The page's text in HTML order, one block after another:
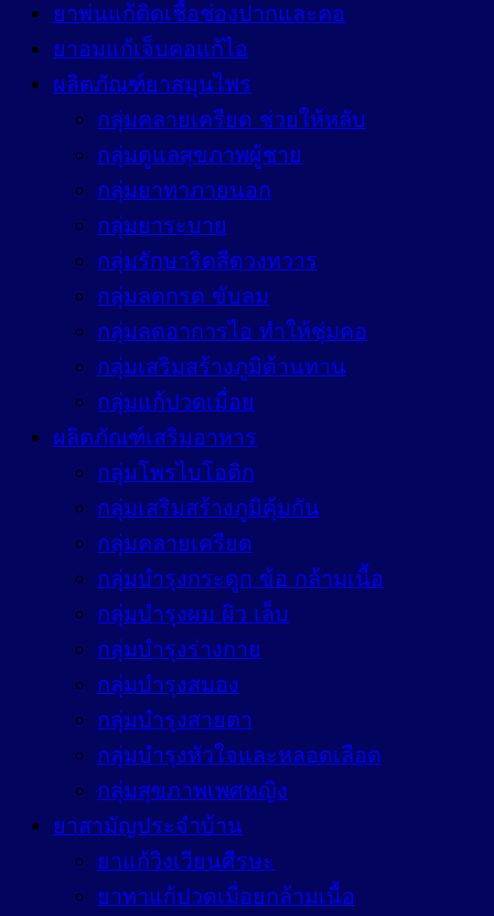
ยาพ่นแก้ติดเชื้อช่องปากและคอ
ยาอมแก้เจ็บคอแก้ไอ
ผลิตภัณฑ์ยาสมุนไพร
กลุ่มคลายเครียด ช่วยให้หลับ
กลุ่มดูแลสุขภาพผู้ชาย
กลุ่มยาทาภายนอก
กลุ่มยาระบาย
กลุ่มรักษาริดสีดวงทวาร
กลุ่มลดกรด ขับลม
กลุ่มลดอาการไอ ทำให้ชุ่มคอ
กลุ่มเสริมสร้างภูมิต้านทาน
กลุ่มแก้ปวดเมื่อย
ผลิตภัณฑ์เสริมอาหาร
กลุ่มโพรไบโอติก
กลุ่มเสริมสร้างภูมิคุ้มกัน
กลุ่มคลายเครียด
กลุ่มบำรุงกระดูก ข้อ กล้ามเนื้อ
กลุ่มบำรุงผม ผิว เล็บ
กลุ่มบำรุงร่างกาย
กลุ่มบำรุงสมอง
กลุ่มบำรุงสายตา
กลุ่มบำรุงหัวใจและหลอดเลือด
กลุ่มสุขภาพเพศหญิง
ยาสามัญประจำบ้าน
ยาแก้วิงเวียนศีรษะ
ยาทาแก้ปวดเมื่อยกล้ามเนื้อ